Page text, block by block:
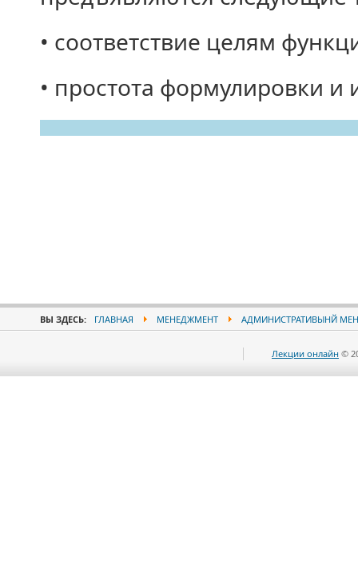
• соответствие целям
• простота формулировки и
ВЫ ЗДЕСЬ: ГЛАВНАЯ МЕНЕДЖМЕНТ АДМИНИСТРАТИВЫНЙ
Лекции онлайн ©